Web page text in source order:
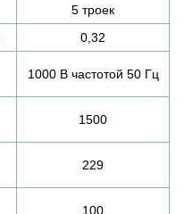
5 троек
0,32
1000 В частотой 50 Гц
1500
229
100